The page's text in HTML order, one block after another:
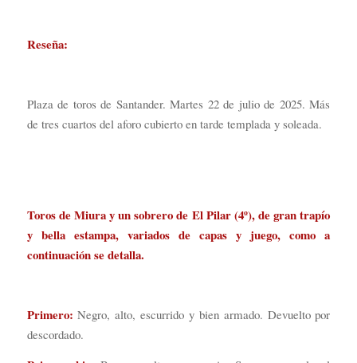
Reseña:
Plaza de toros de Santander. Martes 22 de julio de 2025. Más
de tres cuartos del aforo cubierto en tarde templada y soleada.
Toros de Miura y un sobrero de El Pilar (4º), de gran trapío
y bella estampa, variados de capas y juego, como a
continuación se detalla.
Primero: Negro, alto, escurrido y bien armado. Devuelto por
descordado.